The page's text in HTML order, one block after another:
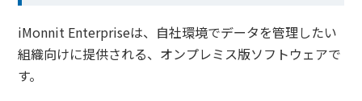
iMonnit Enterpriseは、自社環境でデータを管理したい
組織向けに提供される、オンプレミス版ソフトウェアで
す。